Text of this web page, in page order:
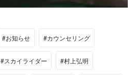
#お知らせ #カウンセリング
#スカイライダー #村上弘明